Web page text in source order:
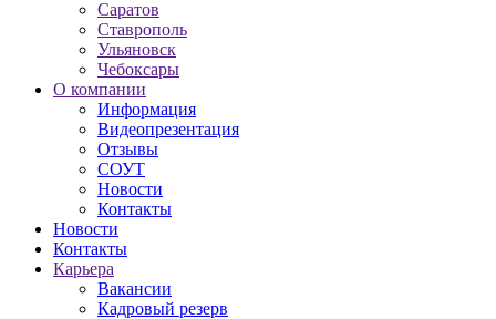
Саратов
Ставрополь
Ульяновск
Чебоксары
О компании
Информация
Видеопрезентация
Отзывы
СОУТ
Новости
Контакты
Новости
Контакты
Карьера
Вакансии
Кадровый резерв